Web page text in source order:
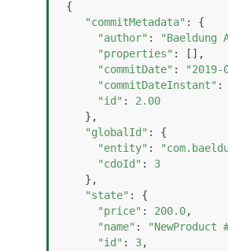
"commitMetadata" : {
"author" : "Baeldung
"properties" : [],
"commitDate" : "2019-
"commitDateInstant" :
"id" : 2.00
"globalId" : {
"entity" :
"cdoId" : 3
"state" : {
"price" : 200.0,
"name" : "NewProduct
"id" : 3,